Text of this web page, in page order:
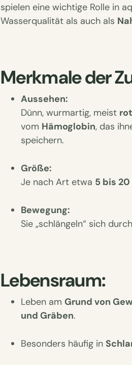
spielen eine wichtige Rolle in
Wasserqualität als auch als
Merkmale der
Aussehen:
Dünn, wurmartig, meist
vom Hämoglobin, das
speichern.
Größe:
Je nach Art etwa 5 bis
Bewegung:
Sie „schlängeln“ sich
Lebensraum:
Leben am Grund von
und Gräben.
Besonders häufig in